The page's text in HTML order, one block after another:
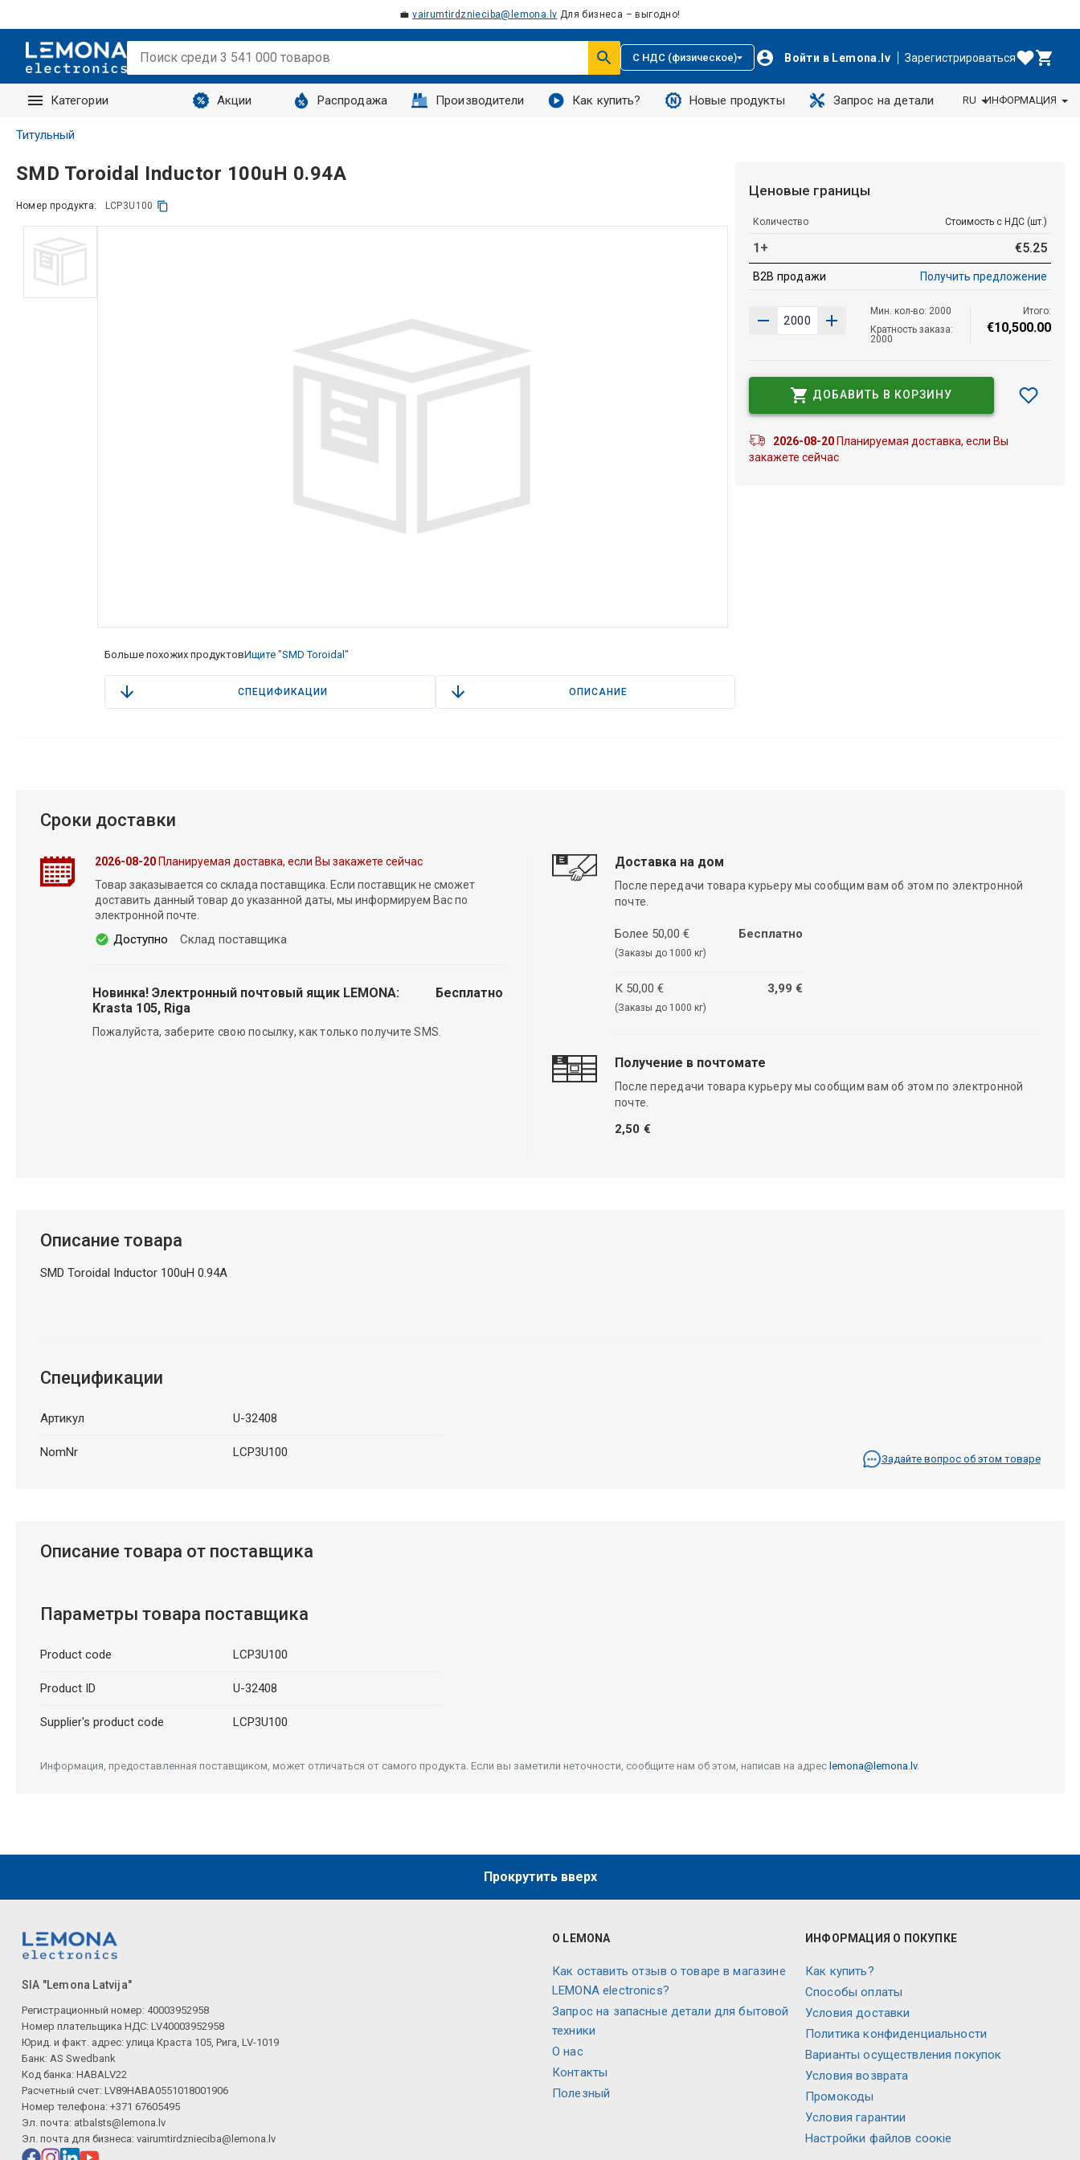
💼vairumtirdznieciba@lemona.lv Для бизнеса – выгодно!
С НДС (физическое) Войти в Lemona.lv Зарегистрироваться
Категории Акции Распродажа Производители Как купить? Новые продукты Запрос на детали
Запросы
RU ИНФОРМАЦИЯ
Титульный
SMD Toroidal Inductor 100uH 0.94A
Номер продукта: LCP3U100
Больше похожих продуктовИщите "SMD Toroidal"
СПЕЦИФИКАЦИИ ОПИСАНИЕ
Ценовые границы
Количество Стоимость с НДС (шт.)
1+ €5.25
B2B продажи Получить предложение
Мин. кол-во: 2000
Кратность заказа:
2000
Итого:
€10,500.00
ДОБАВИТЬ В КОРЗИНУ
2026-08-20Планируемая доставка, если Вы
закажете сейчас
Сроки доставки
2026-08-20Планируемая доставка, если Вы закажете сейчас
Товар заказывается со склада поставщика. Если поставщик не сможет
доставить данный товар до указанной даты, мы информируем Вас по
электронной почте.
Доступно Склад поставщика
Новинка! Электронный почтовый ящик LEMONA:
Krasta 105, Riga
Бесплатно
Пожалуйста, заберите свою посылку, как только получите SMS.
Доставка на дом
После передачи товара курьеру мы сообщим вам об этом по электронной
почте.
Более 50,00 €
(Заказы до 1000 кг)
Бесплатно
К 50,00 €
(Заказы до 1000 кг)
3,99 €
Получение в почтомате
После передачи товара курьеру мы сообщим вам об этом по электронной
почте.
2,50 €
Описание товара
SMD Toroidal Inductor 100uH 0.94A
Спецификации
Артикул U-32408
NomNr LCP3U100 Задайте вопрос об этом товаре
Описание товара от поставщика
Параметры товара поставщика
Product code LCP3U100
Product ID U-32408
Supplier's product code LCP3U100
Информация, предоставленная поставщиком, может отличаться от самого продукта. Если вы заметили неточности, сообщите нам об этом, написав на адрес lemona@lemona.lv.
Прокрутить вверх
SIA "Lemona Latvija"
Регистрационный номер: 40003952958
Номер плательщика НДС: LV40003952958
Юрид. и факт. адрес: улица Краста 105, Рига, LV-1019
Банк: AS Swedbank
Код банка: HABALV22
Расчетный счет: LV89HABA0551018001906
Номер телефона: +371 67605495
Эл. почта: atbalsts@lemona.lv
Эл. почта для бизнеса: vairumtirdznieciba@lemona.lv
О LEMONA
Как оставить отзыв о товаре в магазине
LEMONA electronics?
Запрос на запасные детали для бытовой
техники
О нас
Контакты
Полезный
ИНФОРМАЦИЯ О ПОКУПКЕ
Как купить?
Способы оплаты
Условия доставки
Политика конфиденциальности
Варианты осуществления покупок
Условия возврата
Промокоды
Условия гарантии
Настройки файлов соокіе